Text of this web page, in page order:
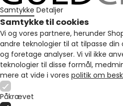
Samtykke Detaljer
Samtykke til cookies
Vi og vores partnere, herunder
andre teknologier til at tilpasse din
og foretage analyser. Vi vil ikke
teknologier til disse formål,
mere at vide i vores politik om
Påkrævet